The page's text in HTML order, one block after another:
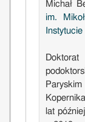
Michał
im.
lat